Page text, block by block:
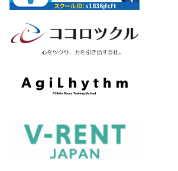
スクールID：s1836jfcft